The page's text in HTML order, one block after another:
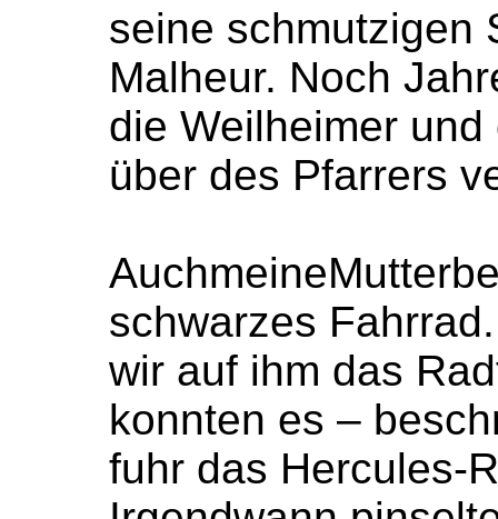
seine schmutzigen
Malheur. Noch
die Weilheimer
über des Pfarrers
schwarzes
wir auf ihm das
konnten es –
fuhr das Hercules-